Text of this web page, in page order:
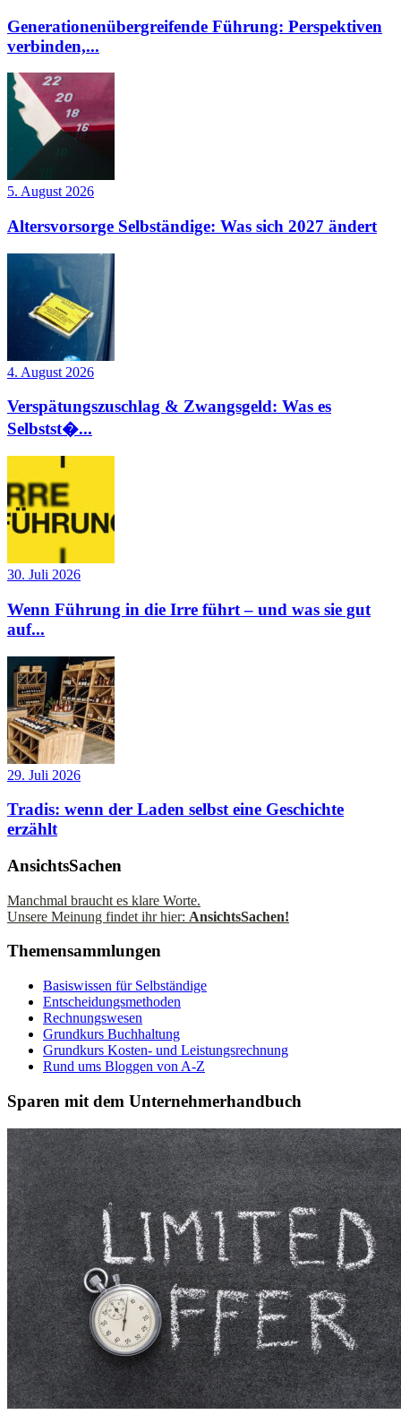
Generationenübergreifende Führung: Perspektiven
verbinden,...
5. August 2026
Altersvorsorge Selbständige: Was sich 2027 ändert
4. August 2026
Verspätungszuschlag & Zwangsgeld: Was es
Selbstst�...
30. Juli 2026
Wenn Führung in die Irre führt – und was sie gut
auf...
29. Juli 2026
Tradis: wenn der Laden selbst eine Geschichte
erzählt
AnsichtsSachen
Manchmal braucht es klare Worte.
Unsere Meinung findet ihr hier: AnsichtsSachen!
Themensammlungen
Basiswissen für Selbständige
Entscheidungsmethoden
Rechnungswesen
Grundkurs Buchhaltung
Grundkurs Kosten- und Leistungsrechnung
Rund ums Bloggen von A-Z
Sparen mit dem Unternehmerhandbuch